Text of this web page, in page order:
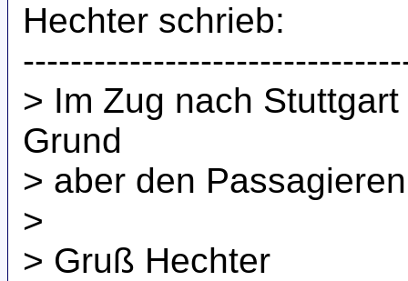
Hechter schrieb:
> Im Zug nach
Grund
> aber den
>
> Gruß Hechter